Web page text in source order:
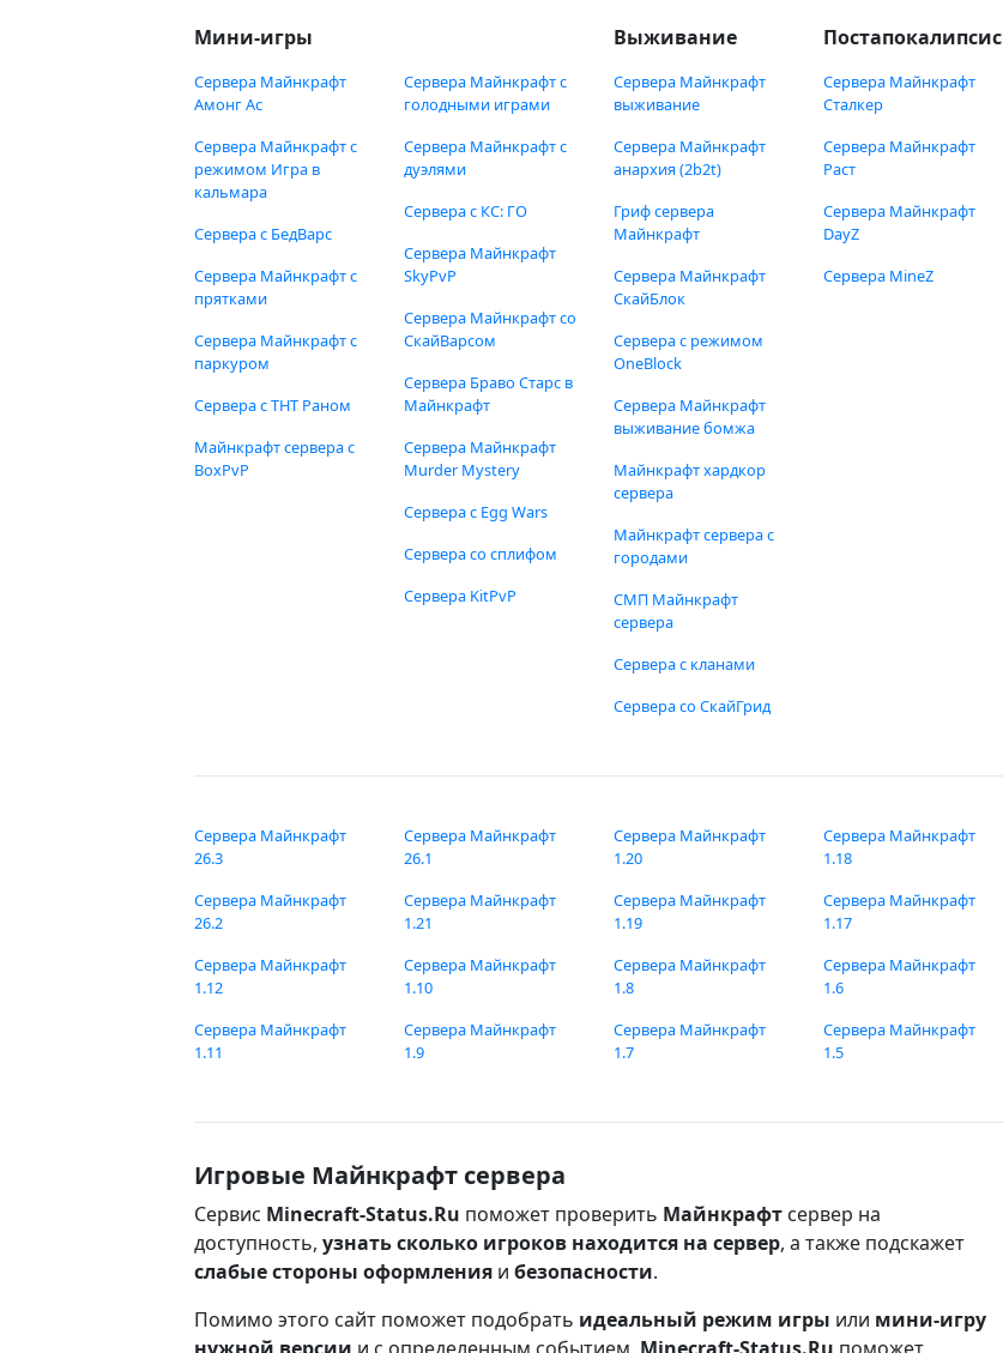
Мини-игры
Сервера Майнкрафт
Амонг Ас
Сервера Майнкрафт с
режимом Игра в
кальмара
Сервера с БедВарс
Сервера Майнкрафт с
прятками
Сервера Майнкрафт с
паркуром
Сервера с ТНТ Раном
Майнкрафт сервера с
BoxPvP
Сервера Майнкрафт с
голодными играми
Сервера Майнкрафт с
дуэлями
Сервера с КС: ГО
Сервера Майнкрафт
SkyPvP
Сервера Майнкрафт со
СкайВарсом
Сервера Браво Старс в
Майнкрафт
Сервера Майнкрафт
Murder Mystery
Сервера с Egg Wars
Сервера со сплифом
Сервера KitPvP
Выживание
Сервера Майнкрафт
выживание
Сервера Майнкрафт
анархия (2b2t)
Гриф сервера
Майнкрафт
Сервера Майнкрафт
СкайБлок
Сервера с режимом
OneBlock
Сервера Майнкрафт
выживание бомжа
Майнкрафт хардкор
сервера
Майнкрафт сервера с
городами
СМП Майнкрафт
сервера
Сервера с кланами
Сервера со СкайГрид
Постапокалипсис
Сервера Майнкрафт
Сталкер
Сервера Майнкрафт
Раст
Сервера Майнкрафт
DayZ
Сервера MineZ
Сервера Майнкрафт
26.3
Сервера Майнкрафт
26.2
Сервера Майнкрафт
26.1
Сервера Майнкрафт
1.21
Сервера Майнкрафт
1.20
Сервера Майнкрафт
1.19
Сервера Майнкрафт
1.18
Сервера Майнкрафт
1.17
Сервера Майнкрафт
1.12
Сервера Майнкрафт
1.11
Сервера Майнкрафт
1.10
Сервера Майнкрафт
1.9
Сервера Майнкрафт
1.8
Сервера Майнкрафт
1.7
Сервера Майнкрафт
1.6
Сервера Майнкрафт
1.5
Игровые Майнкрафт сервера
Сервис Minecraft-Status.Ru поможет проверить Майнкрафт сервер на
доступность, узнать сколько игроков находится на сервер, а также подскажет
слабые стороны оформления и безопасности.
Помимо этого сайт поможет подобрать идеальный режим игры или мини-игру